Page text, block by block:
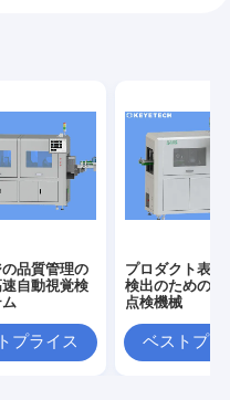
品質管理の
自動視覚検
プライス
プロダクト表面
検出のための自
点検機械
ベストプラ